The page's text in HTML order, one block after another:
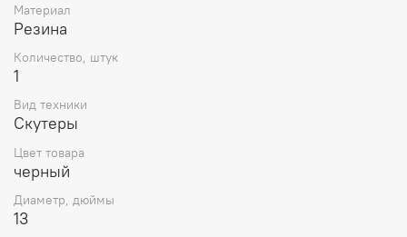
Материал
Резина
Количество, штук
1
Вид техники
Скутеры
Цвет товара
черный
Диаметр, дюймы
13